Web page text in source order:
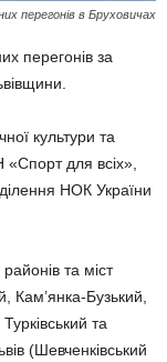
перегонів в Бруховичах
перегонів за
культури та
«Спорт для всіх»,
НОК України
та міст
Кам’янка-Бузький,
та
(Шевченківський